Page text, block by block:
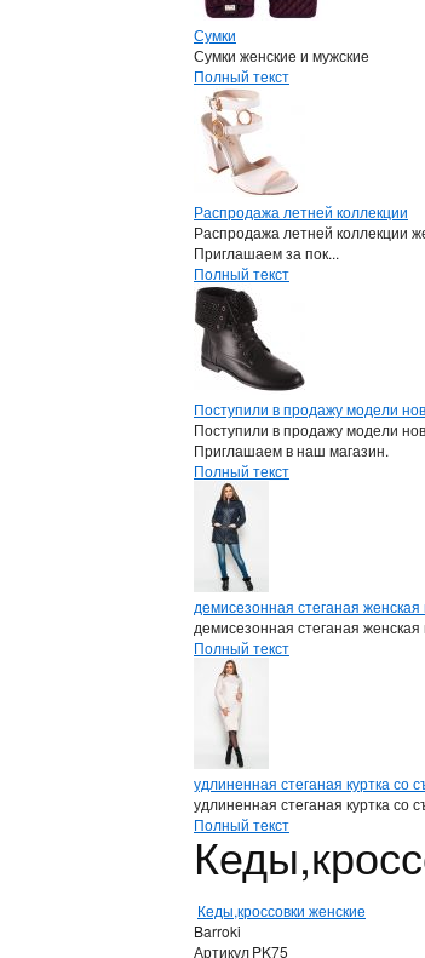
Сумки
Сумки женские и мужские
Полный текст
Распродажа летней коллекции
Распродажа летней коллекции
Приглашаем за пок...
Полный текст
Поступили в продажу модели
Поступили в продажу модели
Приглашаем в наш магазин.
Полный текст
демисезонная стеганая женская
демисезонная стеганая женская
Полный текст
удлиненная стеганая куртка
удлиненная стеганая куртка
Полный текст
Кеды,кроссовки женские
Barroki
АртикулPK75